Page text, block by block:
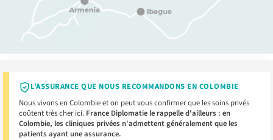
L'ASSURANCE QUE NOUS RECOMMANDONS EN COLOMBIE
Nous vivons en Colombie et on peut vous confirmer que les soins privés
coûtent très cher ici. France Diplomatie le rappelle d'ailleurs : en
Colombie, les cliniques privées n'admettent généralement que les
patients ayant une assurance.